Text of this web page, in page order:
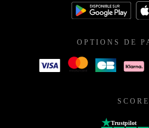
OPTIONS DE
SCORE
Trustpilot